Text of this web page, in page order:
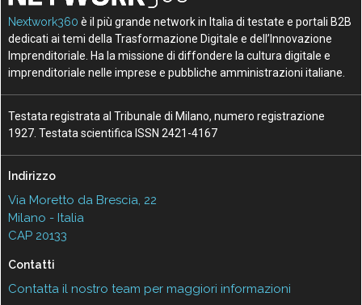
Nextwork360 è il più grande network in Italia di testate e portali B2B
dedicati ai temi della Trasformazione Digitale e dell’Innovazione
Imprenditoriale. Ha la missione di diffondere la cultura digitale e
imprenditoriale nelle imprese e pubbliche amministrazioni italiane.
Testata registrata al Tribunale di Milano, numero registrazione
1927. Testata scientifica ISSN 2421-4167
Indirizzo
Via Moretto da Brescia, 22
Milano - Italia
CAP 20133
Contatti
Contatta il nostro team per maggiori informazioni